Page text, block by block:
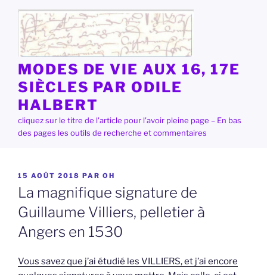
contenu
principal
MODES DE VIE AUX 16, 17E
SIÈCLES PAR ODILE
HALBERT
cliquez sur le titre de l'article pour l'avoir pleine page – En bas
des pages les outils de recherche et commentaires
PUBLIÉ
LE
15 AOÛT 2018 PAR OH
La magnifique signature de
Guillaume Villiers, pelletier à
Angers en 1530
Vous savez que j’ai étudié les VILLIERS, et j’ai encore